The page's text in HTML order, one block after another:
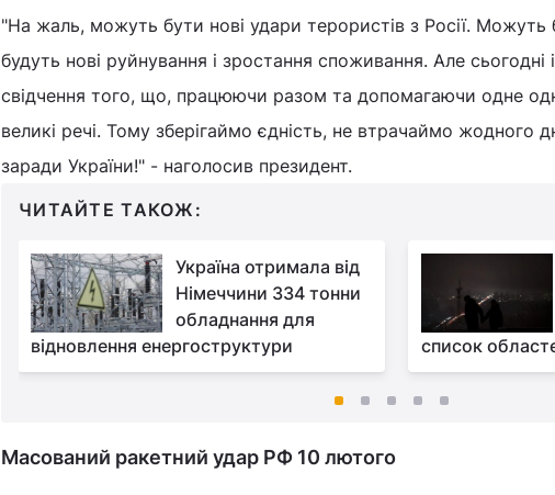
"На жаль, можуть бути нові удари терористів з Росії.
будуть нові руйнування і зростання споживання. Але сьогодні
свідчення того, що, працюючи разом та допомагаючи одне
великі речі. Тому зберігаймо єдність, не втрачаймо жодного
заради України!" - наголосив президент.
ЧИТАЙТЕ ТАКОЖ:
Україна отримала від
Німеччини 334 тонни
обладнання для
відновлення енергоструктури
список
Масований ракетний удар РФ 10 лютого